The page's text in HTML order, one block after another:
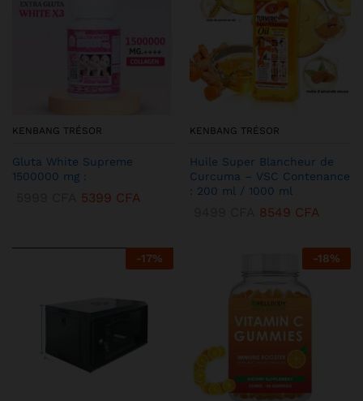
KENBANG TRÉSOR
Gluta White Supreme
1500000 mg :
5399 CFA
KENBANG TRÉSOR
Huile Super Blancheur de
Curcuma – VSC Contenance
: 200 ml / 1000 ml
8549 CFA
-17% -18%